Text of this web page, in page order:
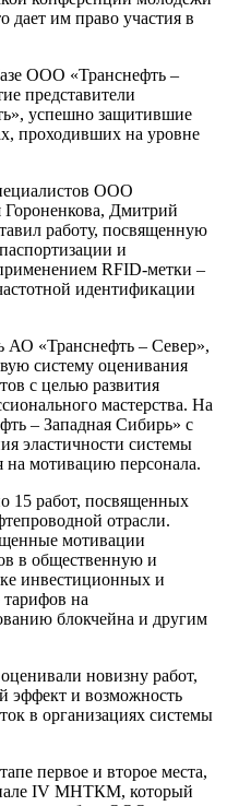
им право участия в
ООО «Транснефть –
представители
успешно защитившие
проходивших на уровне
ООО
Гороненкова, Дмитрий
работу, посвященную
и
RFID-метки –
идентификации
АО «Транснефть – Север»,
систему оценивания
с целью развития
мастерства. На
– Западная Сибирь» с
эластичности системы
на мотивацию персонала.
15 работ, посвященных
отрасли.
мотивации
в общественную и
инвестиционных и
на
блокчейна и другим
новизну работ,
эффект и возможность
в организациях системы
первое и второе места,
IV МНТКМ, который